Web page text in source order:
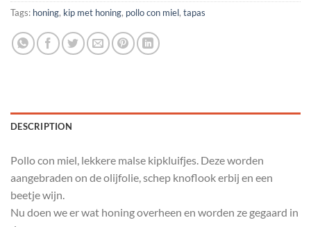
Tags: honing, kip met honing, pollo con miel, tapas
DESCRIPTION
Pollo con miel, lekkere malse kipkluifjes. Deze worden
aangebraden on de olijfolie, schep knoflook erbij en een
beetje wijn.
Nu doen we er wat honing overheen en worden ze gegaard in